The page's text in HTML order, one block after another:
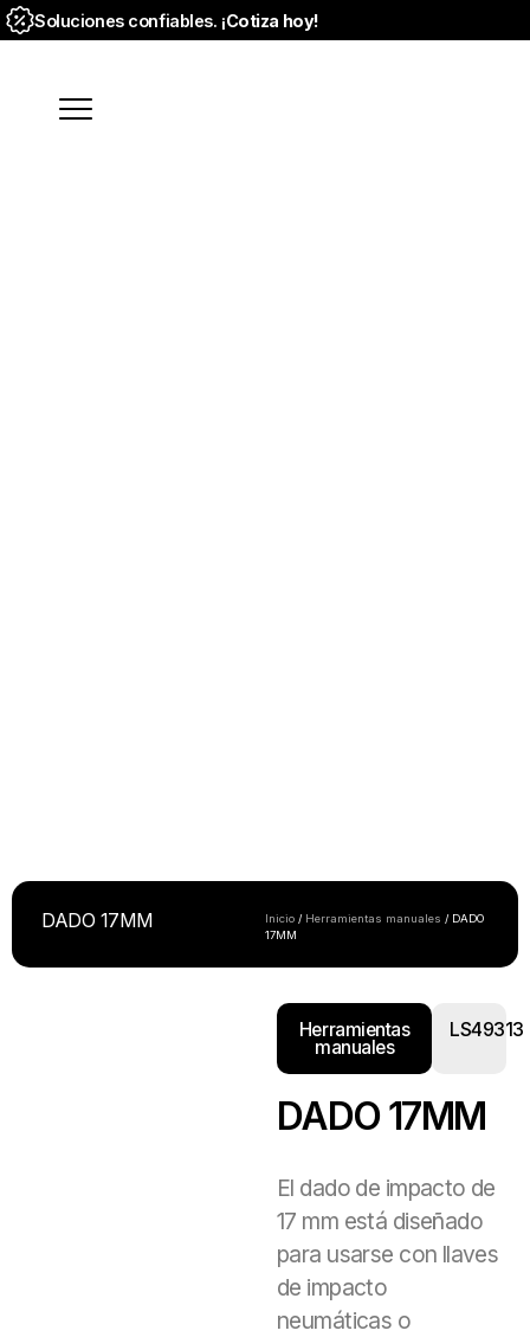
Soluciones confiables. ¡Cotiza hoy!
DADO 17MM Inicio / Herramientas manuales / DADO
17MM
Herramientas
manuales
LS49313
DADO 17MM
El dado de impacto de
17 mm está diseñado
para usarse con llaves
de impacto
neumáticas o